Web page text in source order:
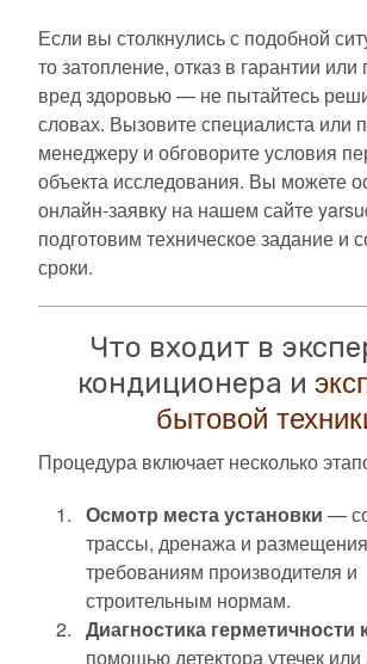
Если вы столкнулись с подобной
то затопление, отказ в гарантии
вред здоровью — не пытайтесь
словах. Вызовите специалиста или
менеджеру и обговорите условия
объекта исследования. Вы можете
онлайн-заявку на нашем сайте
подготовим техническое задание и
сроки.
Что входит в
кондиционера и
бытовой
Процедура включает несколько
Осмотр места установки —
трассы, дренажа и
требованиям производителя и
строительным нормам.
Диагностика герметичности
помощью детектора утечек